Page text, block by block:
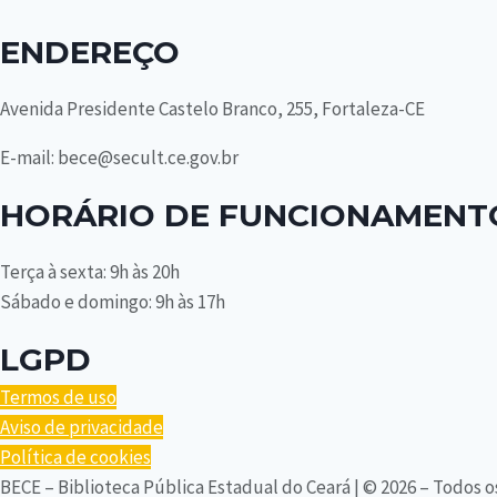
ENDEREÇO
Avenida Presidente Castelo Branco, 255, Fortaleza-CE
E-mail: bece@secult.ce.gov.br
HORÁRIO DE
Terça à sexta: 9h às 20h
Sábado e domingo: 9h às 17h
LGPD
Termos de uso
Aviso de privacidade
Política de cookies
BECE – Biblioteca Pública Estadual do Ceará | © 2026 – Todos